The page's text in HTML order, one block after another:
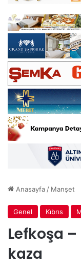
Anasayfa/ Manşet
Genel Kıbrıs
Lefkoşa
kaza